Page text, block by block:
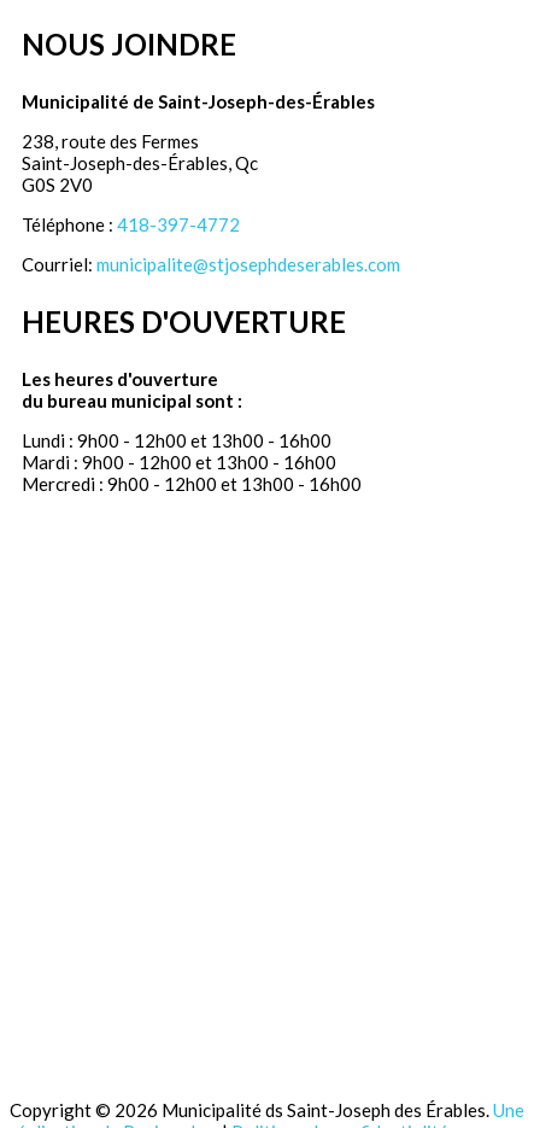
NOUS JOINDRE
Municipalité de Saint-Joseph-des-Érables
238, route des Fermes
Saint-Joseph-des-Érables, Qc
G0S 2V0
Téléphone : 418-397-4772
Courriel: municipalite@stjosephdeserables.com
HEURES D'OUVERTURE
Les heures d'ouverture
du bureau municipal sont :
Lundi : 9h00 - 12h00 et 13h00 - 16h00
Mardi : 9h00 - 12h00 et 13h00 - 16h00
Mercredi : 9h00 - 12h00 et 13h00 - 16h00
Copyright © 2026 Municipalité ds Saint-Joseph des Érables.Une